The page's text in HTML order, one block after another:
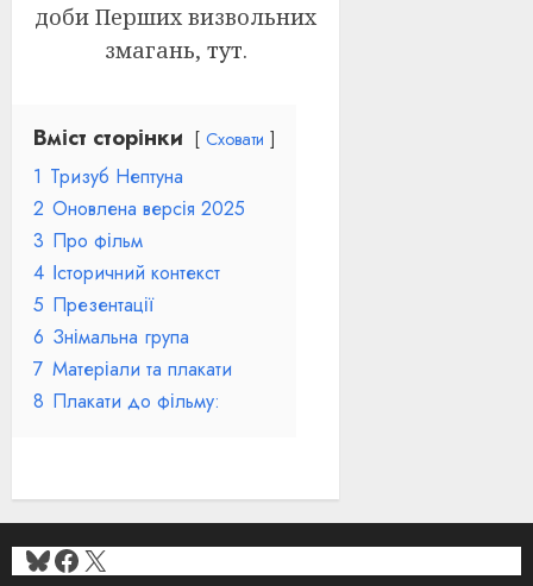
доби Перших визвольних
змагань, тут.
Вміст сторінки Сховати
1 Тризуб Нептуна
2 Оновлена версія 2025
3 Про фільм
4 Історичний контекст
5 Презентації
6 Знімальна група
7 Матеріали та плакати
8 Плакати до фільму:
Bluesky
Facebook
X